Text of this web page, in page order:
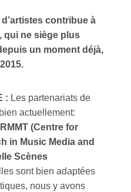
d’artistes contribue à
qui ne siège plus
un moment déjà,
: Les partenariats de
actuellement:
(Centre for
in Music Media and
Scènes
sont bien adaptées
nous y avons